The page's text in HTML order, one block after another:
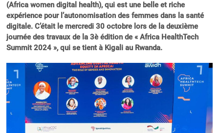
(Africa women digital health), qui est une belle et riche
expérience pour l’autonomisation des femmes dans la santé
digitale. C’était le mercredi 30 octobre lors de la deuxième
journée des travaux de la 3è édition de « Africa HealthTech
Summit 2024 », qui se tient à Kigali au Rwanda.